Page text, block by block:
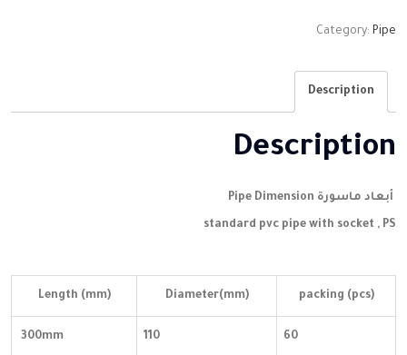
Category: Pipe
Description
Description
أبعاد ماسورة Pipe Dimension
standard pvc pipe with socket , PS
packing (pcs)
Diameter(mm)
Length (mm)
60
110
300mm